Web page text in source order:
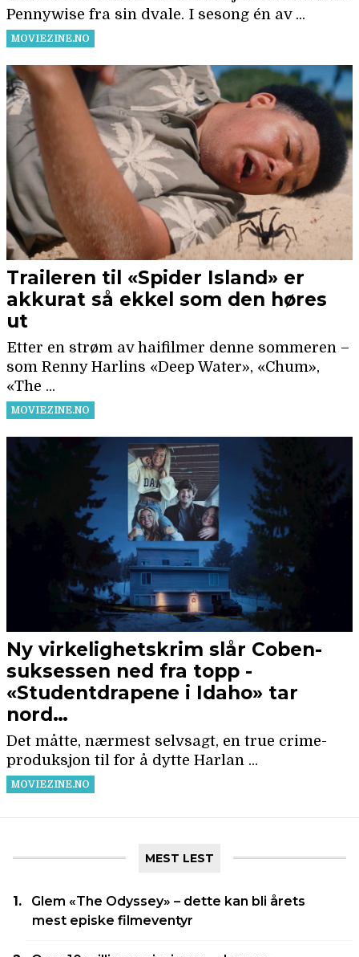
MEST LEST
Glem «The Odyssey» – dette kan bli årets
mest episke filmeventyr